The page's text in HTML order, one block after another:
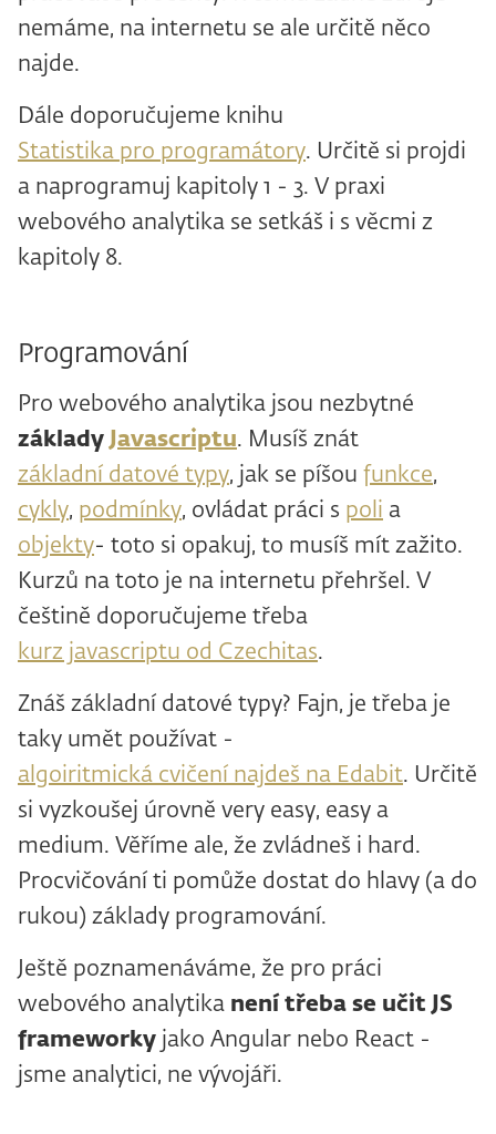
nemáme, na internetu se ale určitě něco
najde.
Dále doporučujeme knihu
Statistika pro programátory. Určitě si projdi
a naprogramuj kapitoly 1 - 3. V praxi
webového analytika se setkáš i s věcmi z
kapitoly 8.
Programování
Pro webového analytika jsou nezbytné
základy Javascriptu. Musíš znát
základní datové typy, jak se píšou funkce,
cykly, podmínky, ovládat práci s poli a
objekty- toto si opakuj, to musíš mít zažito.
Kurzů na toto je na internetu přehršel. V
češtině doporučujeme třeba
kurz javascriptu od Czechitas.
Znáš základní datové typy? Fajn, je třeba je
taky umět používat -
algoiritmická cvičení najdeš na Edabit. Určitě
si vyzkoušej úrovně very easy, easy a
medium. Věříme ale, že zvládneš i hard.
Procvičování ti pomůže dostat do hlavy (a do
rukou) základy programování.
Ještě poznamenáváme, že pro práci
webového analytika není třeba se učit JS
frameworky jako Angular nebo React -
jsme analytici, ne vývojáři.